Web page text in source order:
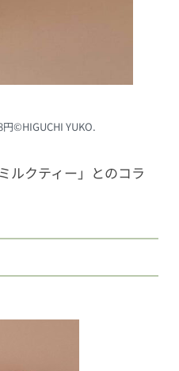
©HIGUCHI YUKO.
ルクティー」とのコラ